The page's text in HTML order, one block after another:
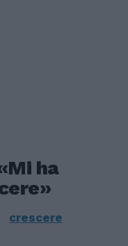
ha
crescere